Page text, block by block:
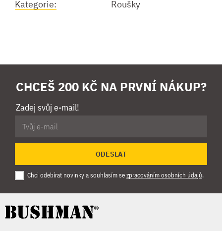
Kategorie:
Roušky
CHCEŠ 200 KČ NA PRVNÍ NÁKUP?
Zadej svůj e-mail!
ODESLAT
Chci odebírat novinky a souhlasím sezpracováním osobních údajů.